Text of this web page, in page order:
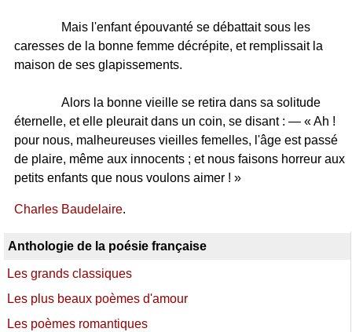
Mais l'enfant épouvanté se débattait sous les
caresses de la bonne femme décrépite, et remplissait la
maison de ses glapissements.
Alors la bonne vieille se retira dans sa solitude
éternelle, et elle pleurait dans un coin, se disant : — « Ah !
pour nous, malheureuses vieilles femelles, l'âge est passé
de plaire, même aux innocents ; et nous faisons horreur aux
petits enfants que nous voulons aimer ! »
Charles Baudelaire.
Anthologie de la poésie française
Les grands classiques
Les plus beaux poèmes d'amour
Les poèmes romantiques